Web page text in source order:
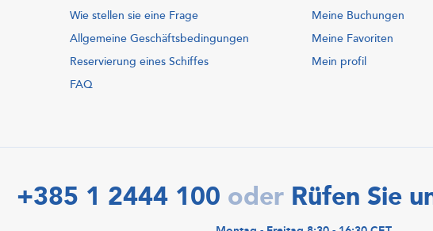
Wie stellen sie eine Frage
Allgemeine Geschäftsbedingungen
Reservierung eines Schiffes
FAQ
Meine Buchungen
Meine Favoriten
Mein profil
+385 1 2444 100 oder Rüfen Sie